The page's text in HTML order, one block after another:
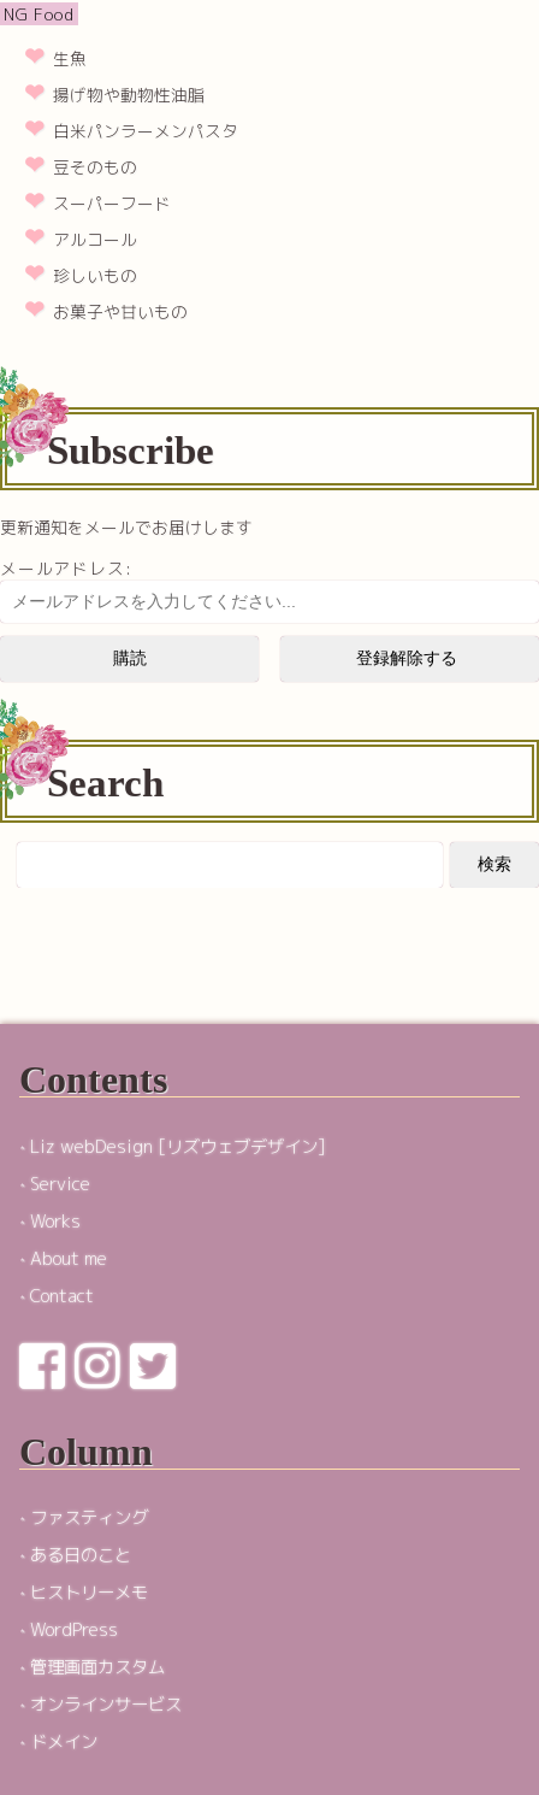
NG Food
生魚
揚げ物や動物性油脂
白米パンラーメンパスタ
豆そのもの
スーパーフード
アルコール
珍しいもの
お菓子や甘いもの
Subscribe
更新通知をメールでお届けします
メールアドレス:
Search
Contents
Liz webDesign [リズウェブデザイン]
Service
Works
About me
Contact
Column
ファスティング
ある日のこと
ヒストリーメモ
WordPress
管理画面カスタム
オンラインサービス
ドメイン